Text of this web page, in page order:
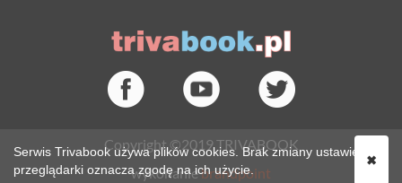
Copyright ©2019 TRIVABOOK
wykonaniebrandpoint
Serwis Trivabook używa plików cookies. Brak zmiany ustawień
przeglądarki oznacza zgodę na ich użycie.
✖